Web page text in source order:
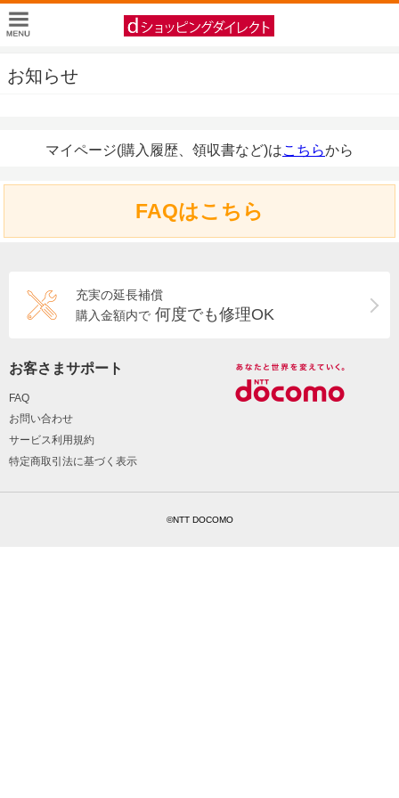
お知らせ
マイページ(購入履歴、領収書など)はこちらから
FAQはこちら
充実の延長補償
購入金額内で 何度でも修理OK
お客さまサポート
FAQ
お問い合わせ
サービス利用規約
特定商取引法に基づく表示
©NTT DOCOMO